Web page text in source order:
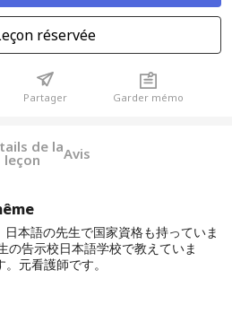
réservée
Partager Garder mémo
de la
leçon Avis
本語の先生で国家資格も持っていま
の告示校日本語学校で教えていま
元看護師です。